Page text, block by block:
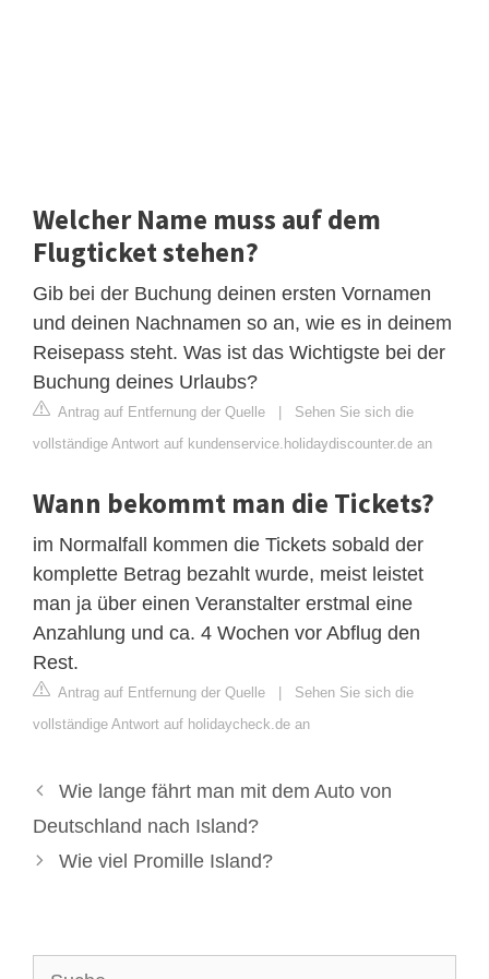
Welcher Name muss auf dem
Flugticket stehen?
Gib bei der Buchung deinen ersten Vornamen
und deinen Nachnamen so an, wie es in deinem
Reisepass steht. Was ist das Wichtigste bei der
Buchung deines Urlaubs?
Antrag auf Entfernung der Quelle | Sehen Sie sich die
vollständige Antwort auf kundenservice.holidaydiscounter.de an
Wann bekommt man die Tickets?
im Normalfall kommen die Tickets sobald der
komplette Betrag bezahlt wurde, meist leistet
man ja über einen Veranstalter erstmal eine
Anzahlung und ca. 4 Wochen vor Abflug den
Rest.
Antrag auf Entfernung der Quelle | Sehen Sie sich die
vollständige Antwort auf holidaycheck.de an
Wie lange fährt man mit dem Auto von
Deutschland nach Island?
Wie viel Promille Island?